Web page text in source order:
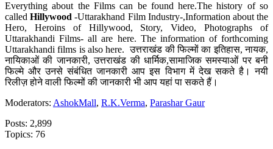
Everything about the Films can be found here.The history of so
calledHillywood-Uttarakhand Film Industry-,Information about the
Hero, Heroins of Hillywood, Story, Video, Photographs of
Uttarakhandi Films- all are here. The information of forthcoming
Uttarakhandi films is also here. उत्तराखंड की फिल्मों का इतिहास, नायक,
नायिकाओं की जानकारी, उत्तराखंड की धार्मिक,सामाजिक समस्याओं पर बनी
फिल्मे और उनसे संबंधित जानकारी आप इस विभाग में देख सकते है। नयी
रिलीज़ होने वाली फिल्मों की जानकारी भी आप यहां पा सकते हैं।
Moderators: AshokMall, R.K.Verma, Parashar Gaur
Posts: 2,899
Topics: 76